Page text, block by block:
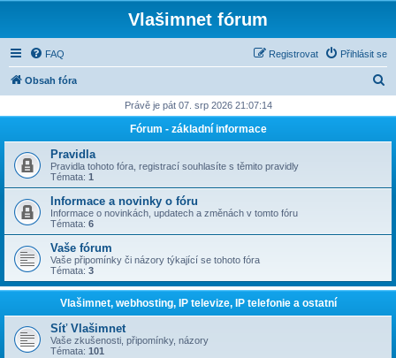
Vlašimnet fórum
FAQ Přihlásit se
Registrovat
Obsah fóra
d
t
Právě je pát 07. srp 2026 21:07:14
Fórum - základní informace
Pravidla
Pravidla tohoto fóra, registrací souhlasíte s těmito pravidly
Témata: 1
Informace a novinky o fóru
Informace o novinkách, updatech a změnách v tomto fóru
Témata: 6
Vaše fórum
Vaše připomínky či názory týkající se tohoto fóra
Témata: 3
Vlašimnet, webhosting, IP televize, IP telefonie a ostatní
Síť Vlašimnet
Vaše zkušenosti, připomínky, názory
Témata: 101